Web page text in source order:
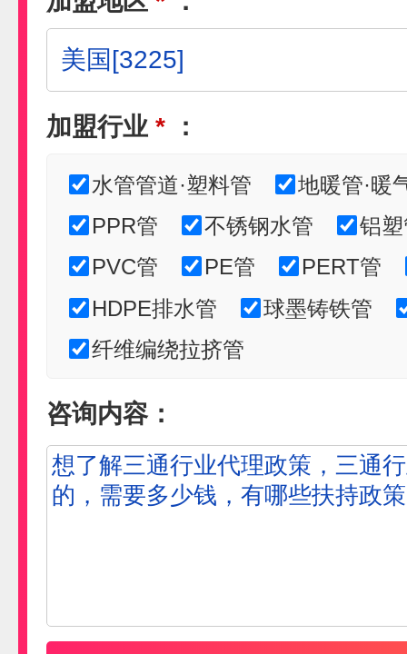
加盟行业 * ：
水管管道·塑料管
地暖管·暖
PPR管
不锈钢水管
铝
PVC管
PE管
PERT管
HDPE排水管
球墨铸铁管
纤维编绕拉挤管
咨询内容：